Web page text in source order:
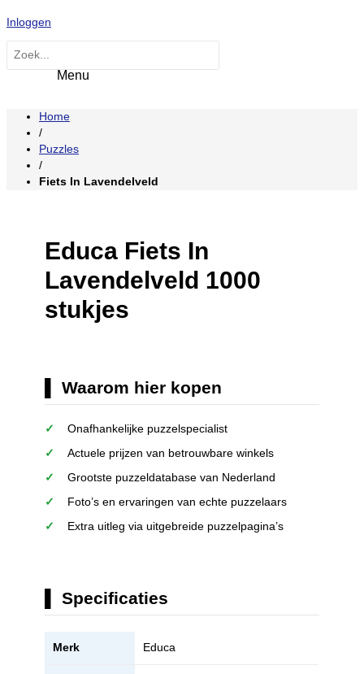
naar
de
inhoud
Inloggen
naar:
Home
/
Puzzles
/
Fiets In Lavendelveld
Educa Fiets In
Lavendelveld 1000
stukjes
Waarom hier kopen
Onafhankelijke puzzelspecialist
Actuele prijzen van betrouwbare winkels
Grootste puzzeldatabase van Nederland
Foto’s en ervaringen van echte puzzelaars
Extra uitleg via uitgebreide puzzelpagina’s
Specificaties
Merk Educa